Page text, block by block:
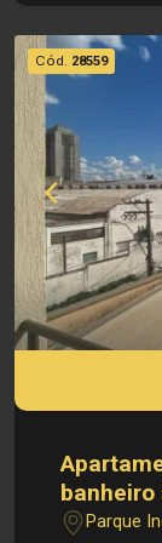
Cód. 28559
banheiro
Preto -
Parque